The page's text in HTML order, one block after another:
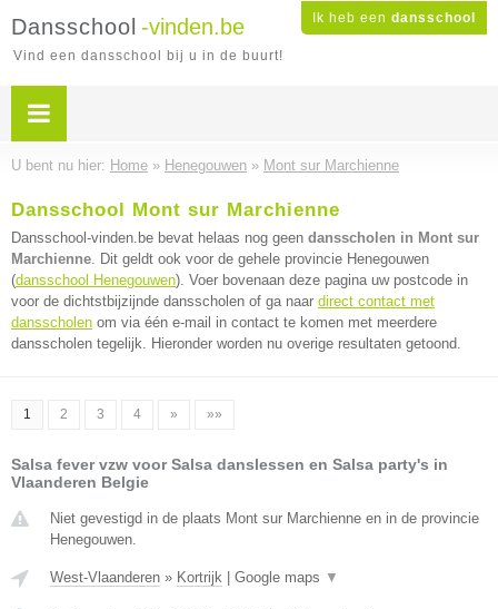
Ik heb een dansschool
Dansschool -vinden.be
Vind een dansschool bij u in de buurt!
U bent nu hier: Home » Henegouwen » Mont sur Marchienne
Dansschool Mont sur Marchienne
Dansschool-vinden.be bevat helaas nog geen dansscholen in Mont sur
Marchienne. Dit geldt ook voor de gehele provincie Henegouwen
(dansschool Henegouwen). Voer bovenaan deze pagina uw postcode in
voor de dichtstbijzijnde dansscholen of ga naar direct contact met
dansscholen om via één e-mail in contact te komen met meerdere
dansscholen tegelijk. Hieronder worden nu overige resultaten getoond.
1 2 3 4 » »»
Salsa fever vzw voor Salsa danslessen en Salsa party's in
Vlaanderen Belgie
Niet gevestigd in de plaats Mont sur Marchienne en in de provincie
Henegouwen.
West-Vlaanderen » Kortrijk Google maps ▼